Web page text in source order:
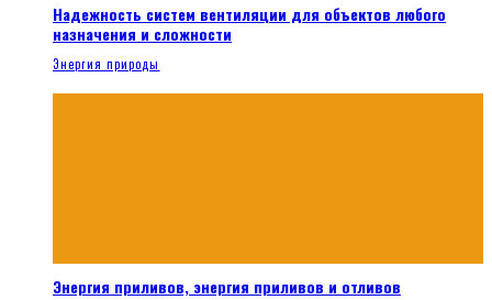
Надежность систем вентиляции для объектов любого
назначения и сложности
Энергия природы
Энергия приливов, энергия приливов и отливов